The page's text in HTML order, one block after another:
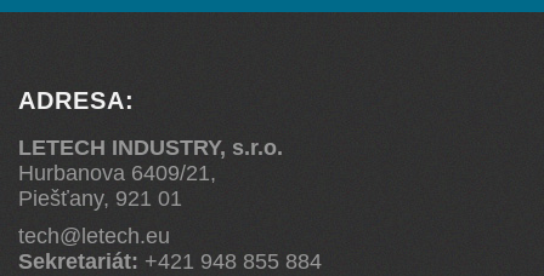
ADRESA:
LETECH INDUSTRY, s.r.o.
Hurbanova 6409/21,
Piešťany, 921 01
tech@letech.eu
Sekretariát: +421 948 855 884